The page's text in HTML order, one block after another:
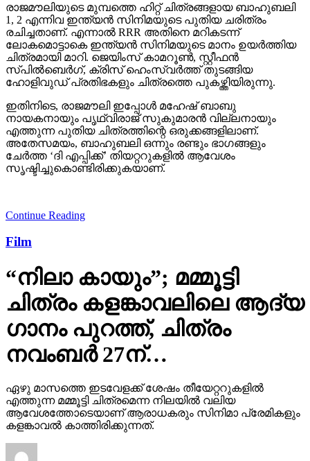
രാജമൗലിയുടെ മുമ്പത്തെ ഹിറ്റ് ചിത്രങ്ങളായ ബാഹുബലി
1, 2 എന്നിവ ഇന്ത്യന്‍ സിനിമയുടെ പുതിയ ചരിത്രം
രചിച്ചതാണ്. എന്നാല്‍ RRR അതിനെ മറികടന്ന്
ലോകമൊട്ടാകെ ഇന്ത്യന്‍ സിനിമയുടെ മാനം ഉയര്‍ത്തിയ
ചിത്രമായി മാറി. ജെയിംസ് കാമറൂണ്‍, സ്റ്റീഫന്‍
സ്പില്‍ബെര്‍ഗ്, ക്രിസ് ഹെംസ്വര്‍ത്ത് തുടങ്ങിയ
ഹോളിവുഡ് പ്രതിഭകളും ചിത്രത്തെ പുകഴ്ത്തിയിരുന്നു.
ഇതിനിടെ, രാജമൗലി ഇപ്പോള്‍ മഹേഷ് ബാബു
നായകനായും പൃഥ്വിരാജ് സുകുമാരന്‍ വില്ലനായും
എത്തുന്ന പുതിയ ചിത്രത്തിന്റെ ഒരുക്കങ്ങളിലാണ്.
അതേസമയം, ബാഹുബലി ഒന്നും രണ്ടും ഭാഗങ്ങളും
ചേര്‍ത്ത ‘ദി എപ്പിക്ക്’ തിയറ്ററുകളില്‍ ആവേശം
സൃഷ്ടിച്ചുകൊണ്ടിരിക്കുകയാണ്.
Continue Reading
Film
“നിലാ കായും”; മമ്മൂട്ടി
ചിത്രം കളങ്കാവലിലെ ആദ്യ
ഗാനം പുറത്ത്, ചിത്രം
നവംബർ 27ന്…
ഏഴു മാസത്തെ ഇടവേളക്ക് ശേഷം തീയേറ്ററുകളിൽ
എത്തുന്ന മമ്മൂട്ടി ചിത്രമെന്ന നിലയിൽ വലിയ
ആവേശത്തോടെയാണ് ആരാധകരും സിനിമാ പ്രേമികളും
കളങ്കാവൽ കാത്തിരിക്കുന്നത്.